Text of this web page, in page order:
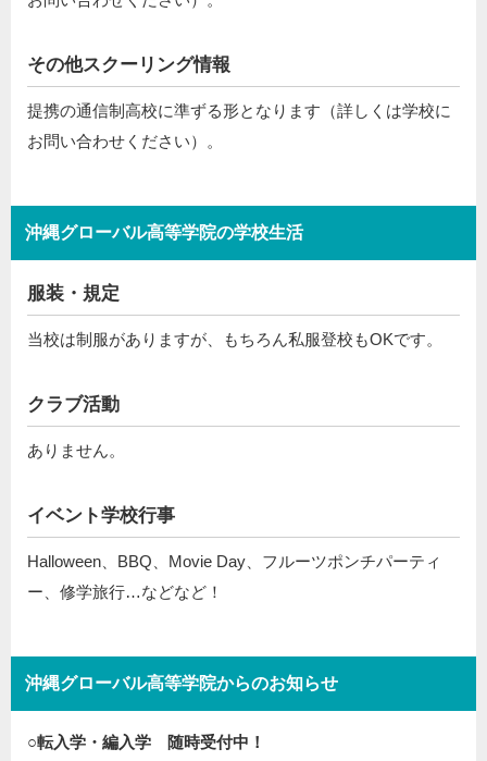
その他スクーリング情報
提携の通信制高校に準ずる形となります（詳しくは学校に
お問い合わせください）。
沖縄グローバル高等学院の学校生活
服装・規定
当校は制服がありますが、もちろん私服登校もOKです。
クラブ活動
ありません。
イベント学校行事
Halloween、BBQ、Movie Day、フルーツポンチパーティ
ー、修学旅行…などなど！
沖縄グローバル高等学院からのお知らせ
○転入学・編入学 随時受付中！